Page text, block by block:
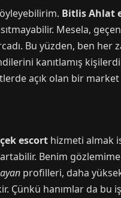
Bitlis Ahlat
Mesela,
Bu yüzden, ben
kanıtlamış
açık olan bir
escort hizmeti almak
Benim
profilleri, daha
Çünkü hanımlar da bu